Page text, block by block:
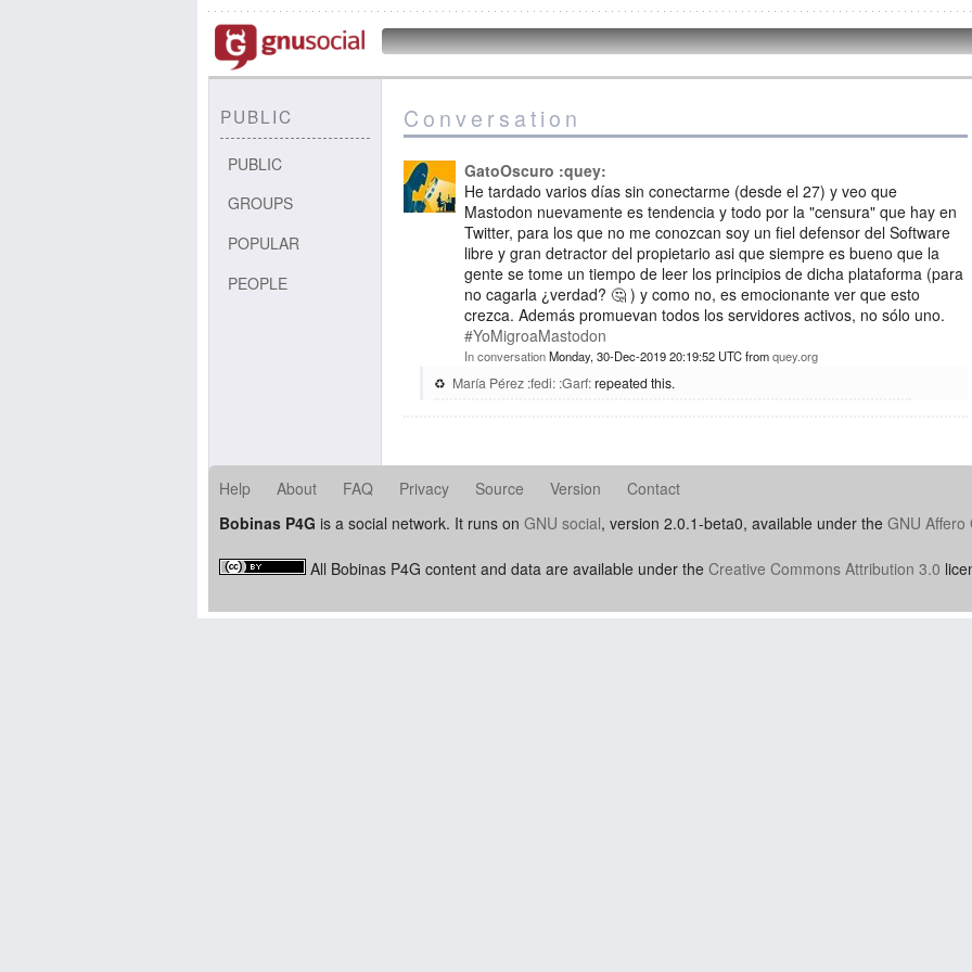
PUBLIC
PUBLIC
GROUPS
POPULAR
PEOPLE
Conversation
GatoOscuro :quey:
He tardado varios días sin conectarme (desde el 27) y veo que
Mastodon nuevamente es tendencia y todo por la "censura" que hay en
Twitter, para los que no me conozcan soy un fiel defensor del Software
libre y gran detractor del propietario asi que siempre es bueno que la
gente se tome un tiempo de leer los principios de dicha plataforma (para
no cagarla ¿verdad? 🤔 ) y como no, es emocionante ver que esto
crezca. Además promuevan todos los servidores activos, no sólo uno.
#YoMigroaMastodon
In conversationMonday, 30-Dec-2019 20:19:52 UTCfromquey.org
María Pérez :fedi: :Garf:repeated this.
Help About FAQ Privacy Source Version
Contact
Bobinas P4G is a social network. It runs on GNU social, version 2.0.1-beta0, available under the GNU Affero
All Bobinas P4G content and data are available under the Creative Commons Attribution 3.0